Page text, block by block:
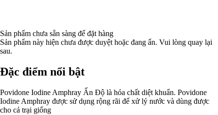
Sản phẩm chưa sẵn sàng để đặt hàng
Sản phẩm này hiện chưa được duyệt hoặc đang ẩn. Vui lòng quay lại
sau.
Đặc điểm nổi bật
Povidone Iodine Amphray Ấn Độ là hóa chất diệt khuẩn. Povidone
Iodine Amphray được sử dụng rộng rãi để xử lý nước và dùng được
cho cả trại giống